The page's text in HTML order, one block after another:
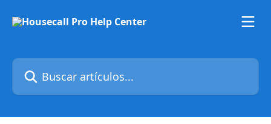
Buscar artículos...